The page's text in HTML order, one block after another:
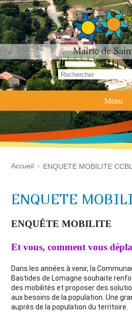
Formulaire de recherche
Rechercher
Menu
Accueil ENQUETE MOBILITE CCBL
ENQUETE
ENQUÊTE MOBILITE
Et vous, comment vous
Dans les années à venir, la
Bastides de Lomagne souhaite
des mobilités et proposer des
aux besoins de la population. Une
auprès de la population du territoire.